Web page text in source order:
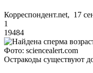
Корреспондент.net, 17
1
19484
Фото: sciencealert.com
Остракоды существуют